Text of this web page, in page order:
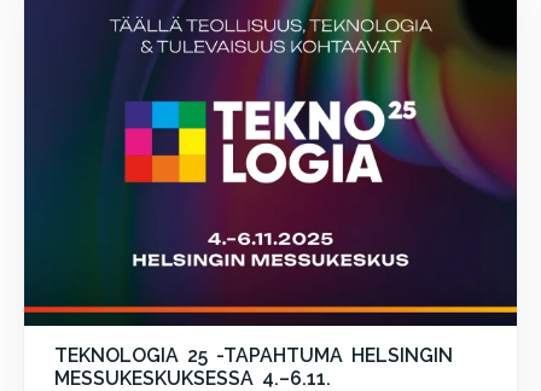
TEKNOLOGIA 25 -TAPAHTUMA HELSINGIN
MESSUKESKUKSESSA 4.–6.11.